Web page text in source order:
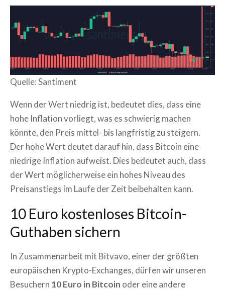
Quelle: Santiment
Wenn der Wert niedrig ist, bedeutet dies, dass eine
hohe Inflation vorliegt, was es schwierig machen
könnte, den Preis mittel- bis langfristig zu steigern.
Der hohe Wert deutet darauf hin, dass Bitcoin eine
niedrige Inflation aufweist. Dies bedeutet auch, dass
der Wert möglicherweise ein hohes Niveau des
Preisanstiegs im Laufe der Zeit beibehalten kann.
10 Euro kostenloses Bitcoin-
Guthaben sichern
In Zusammenarbeit mit Bitvavo, einer der größten
europäischen Krypto-Exchanges, dürfen wir unseren
Besuchern 10 Euro in Bitcoin oder eine andere